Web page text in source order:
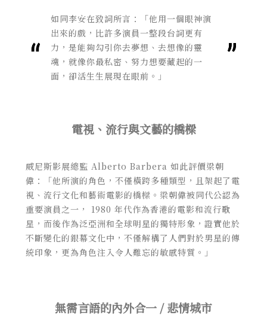
如同李安在致詞所言：「他用一個眼神演
出來的戲，比許多演員一整段台詞更有
力，是能夠勾引你去夢想、去想像的靈
魂，就像你最私密、努力想要藏起的一
面，卻活生生展現在眼前。」
電視、流行與文藝的橋樑
威尼斯影展總監 Alberto Barbera 如此評價梁朝
偉：「他所演的角色，不僅橫跨多種類型，且架起了電
視、流行文化和藝術電影的橋樑。梁朝偉被同代公認為
重要演員之一， 1980 年代作為香港的電影和流行歌
星，而後作為泛亞洲和全球明星的獨特形象，證實他於
不斷變化的銀幕文化中，不僅解構了人們對於男星的傳
統印象，更為角色注入令人難忘的敏感特質。」
無需言語的內外合一 / 悲情城市